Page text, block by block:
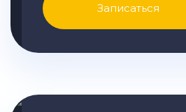
Записаться